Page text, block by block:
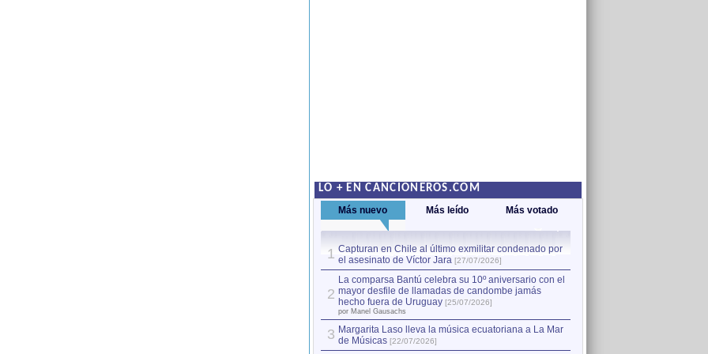
LO + EN CANCIONEROS.COM
Más nuevo Más leído Más votado
1 Capturan en Chile al último exmilitar condenado por
el asesinato de Víctor Jara [27/07/2026]
2
La comparsa Bantú celebra su 10º aniversario con el
mayor desfile de llamadas de candombe jamás
hecho fuera de Uruguay [25/07/2026]
por Manel Gausachs
3 Margarita Laso lleva la música ecuatoriana a La Mar
de Músicas [22/07/2026]